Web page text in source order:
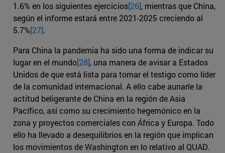
1.6% en los siguientes ejercicios[26], mientras que China,
según el informe estará entre 2021-2025 creciendo al
5.7%[27].
Para China la pandemia ha sido una forma de indicar su
lugar en el mundo[28], una manera de avisar a Estados
Unidos de que está lista para tomar el testigo como líder
de la comunidad internacional. A ello cabe aunarle la
actitud beligerante de China en la región de Asia
Pacífico, así como su crecimiento hegemónico en la
zona y proyectos comerciales con África y Europa. Todo
ello ha llevado a desequilibrios en la región que implican
los movimientos de Washington en lo relativo al QUAD.